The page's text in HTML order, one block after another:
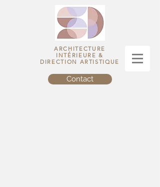
ARCHITECTURE
INTÉRIEURE &
DIRECTION ARTISTIQUE
Contact